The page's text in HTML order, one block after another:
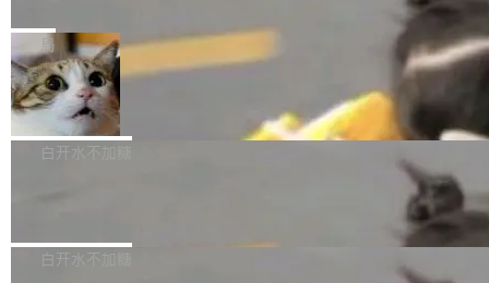
是把这段空隙补上。 回退到任何一次编辑：Delt
aDB 捕获 commit 之间的每一次操作，...
微软同期总资本开支的四成。 与亚马逊、Alpha
bet、微软以及 Meta 等传统科技巨头相比，Spa
ceXAI的资金消耗速度尤为引人瞩目。然而，支
撑庞大支出的资金来源却呈现出截然不同的面
貌。数据显示，微软和 Meta 主要依托充沛的经
一个在终端里运行的编程 agent；Muse Spark
1.2，驱动这个 agent 的新模型。一句话概括：
你可以用 curl -fsSL https://dev.meta.ai/install.
sh | bash 安装一个能在大项目里自动规划、写
代码、验证结果的 AI 终端工具。 据介绍，Muse
个主 agent 循环，外加一组后台 agent。这些后
局
美团开源 LoHoSearch，用知识图谱校
准 AI 能力认知
机器出题的前提，是让机器拥有全局视野。整个
构建流程可以分为四个环节：建图 → 控制难度
白开水不加糖
库，并将作为transport接入Mooncake TENT。
白开水不加糖